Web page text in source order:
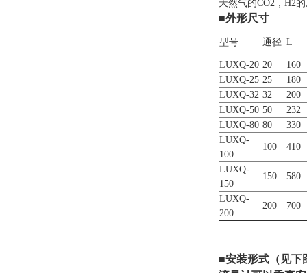
天然气的CO2，H2
■外形尺寸
型号 通径 L
LUXQ-20 20
160
LUXQ-25 25
180
LUXQ-32 32
200
LUXQ-50 50
232
LUXQ-80 80
330
LUXQ-
100
100 410
LUXQ-
150
150 580
LUXQ-
200
200 700
■安装形式（见下